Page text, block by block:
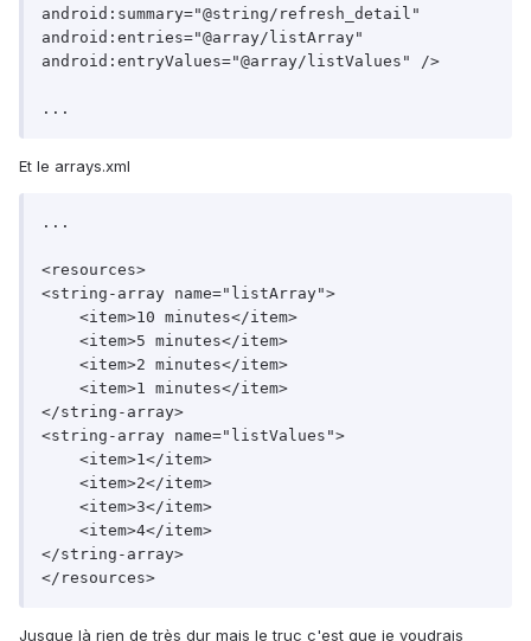
android:summary="@string/refresh_detail"
android:entries="@array/listArray"
android:entryValues="@array/listValues" />
...
Et le arrays.xml
...
<resources>
<string-array name="listArray">
</string-array>
<string-array name="listValues">
</string-array>
Jusque là rien de très dur mais le truc c'est que je voudrais